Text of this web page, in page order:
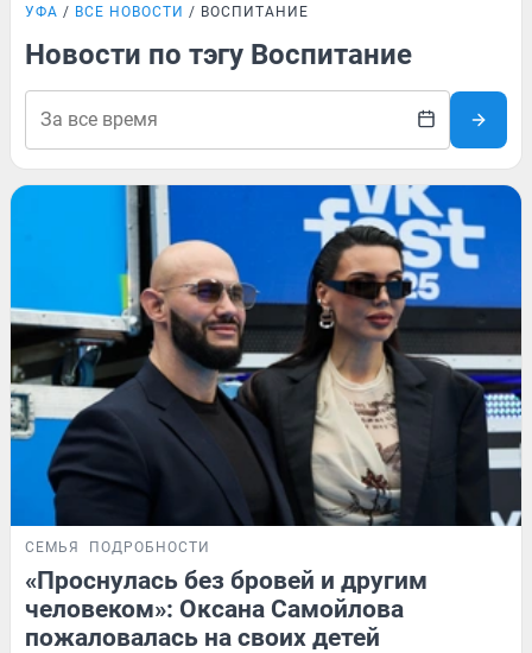
УФА ВСЕ НОВОСТИ ВОСПИТАНИЕ
Новости по тэгу Воспитание
СЕМЬЯ ПОДРОБНОСТИ
«Проснулась без бровей и другим
человеком»: Оксана Самойлова
пожаловалась на своих детей